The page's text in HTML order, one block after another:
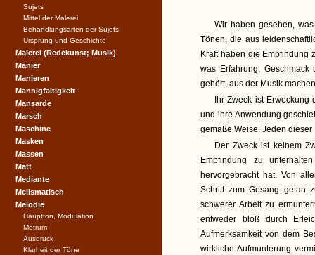
Wir haben gesehen,
Tönen, die aus
Kraft haben die Empfindung
was Erfahrung,
gehört, aus der Musik
Ihr Zweck ist
und ihre Anwendung
gemäße Weise. Jeden
Der Zweck ist keinem
Empfindung zu
hervorgebracht hat. Von
Schritt zum Gesang getan
schwerer Arbeit zu
entweder bloß durch
Aufmerksamkeit von dem
wirkliche Aufmunterung
Sujets
Mittel der Malerei
Behandlungsarten der Sujets
Ursprung und Geschichte
Malerei (Redekunst; Musik)
Manier
Manieren
Mannigfaltigkeit
Mansarde
Marsch
Maschine
Masken
Massen
Matt
Mediante
Melismatisch
Melodie
Hauptton, Modulation
Metrum
Ausdruck
Klarheit der Töne